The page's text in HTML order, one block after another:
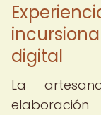
digital
La